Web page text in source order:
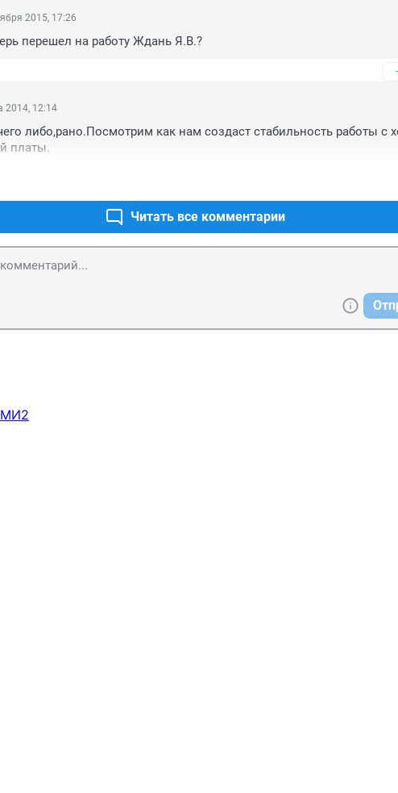
2015, 17:26
перешел на работу Ждань Я.В.?
2014, 12:14
либо,рано.Посмотрим как нам создаст стабильность работы с
платы.
Читать все комментарии